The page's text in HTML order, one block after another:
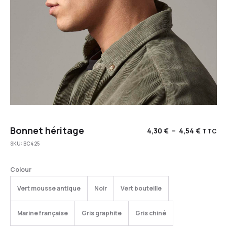
Bonnet héritage 4,30 € – 4,54 € TTC
SKU: BC425
Colour
Vert mousse antique Noir Vert bouteille
Marine française Gris graphite Gris chiné